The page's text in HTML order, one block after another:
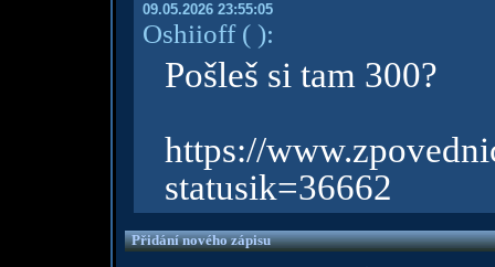
09.05.2026 23:55:05
Oshiioff( ):
Pošleš si tam 300?
https://
statusik=36662
Přidání nového zápisu